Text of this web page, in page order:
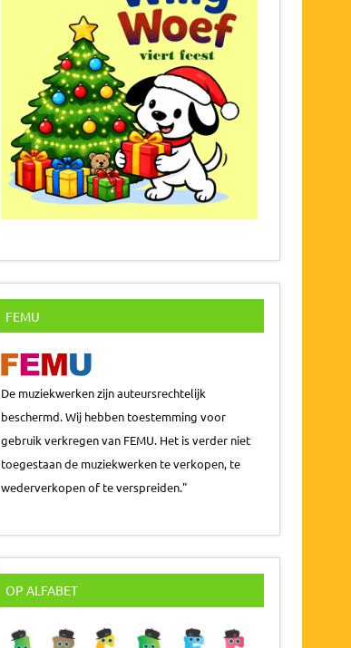
FEMU
De muziekwerken zijn auteursrechtelijk
beschermd. Wij hebben toestemming voor
gebruik verkregen van FEMU. Het is verder niet
toegestaan de muziekwerken te verkopen, te
wederverkopen of te verspreiden."
OP ALFABET